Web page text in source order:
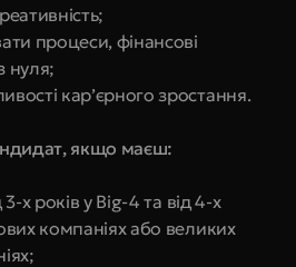
процеси, фінансові
нуля;
кар’єрного зростання.
якщо маєш:
х років у Big-4 та від 4-х
компаніях або великих